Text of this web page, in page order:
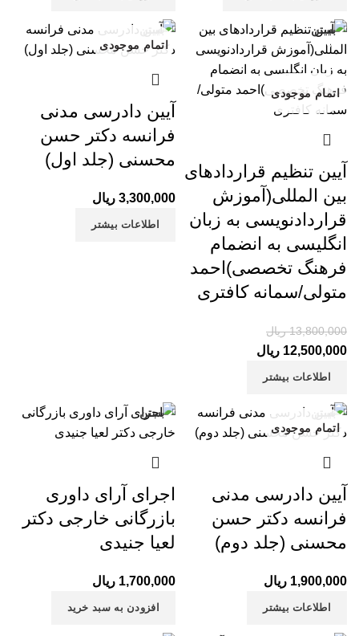
-9%
اتمام موجودی
بستن
آیین تنظیم قراردادهای
بین المللی(آموزش
قراردادنویسی به زبان
انگلیسی به انضمام
فرهنگ تخصصی)احمد
متولی/سمانه کافتری
13,800,000 ریال
بود.
12,500,000 ریال
اطلاعات بیشتر
اتمام موجودی
بستن
آیین دادرسی مدنی
فرانسه دکتر حسن
محسنی (جلد اول)
3,300,000 ریال
اطلاعات بیشتر
اتمام موجودی
بستن
آیین دادرسی مدنی
فرانسه دکتر حسن
محسنی (جلد دوم)
1,900,000 ریال
اطلاعات بیشتر
بستن
اجرای آرای داوری
بازرگانی خارجی دکتر
لعیا جنیدی
1,700,000 ریال
افزودن به سبد خرید